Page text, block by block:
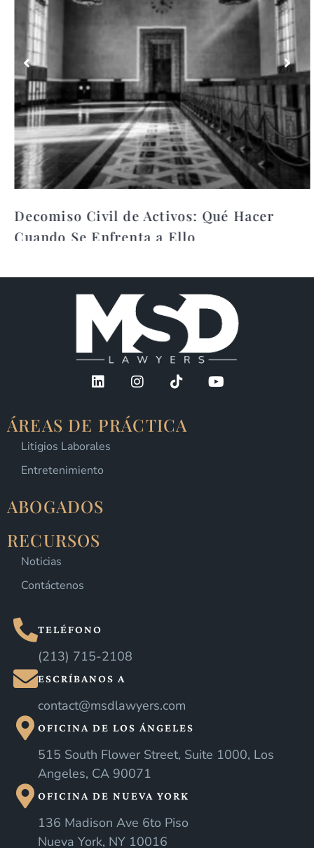
Decomiso Civil de Activos: Qué Hacer
Cuando Se Enfrenta a Ello
ÁREAS DE PRÁCTICA
Litigios Laborales
RECURSOS
Noticias
TELÉFONO
(213) 715-2108
ESCRÍBANOS A
contact@msdlawyers.com
OFICINA DE LOS ÁNGELES
515 South Flower Street, Suite 1000, Los
Angeles, CA 90071
OFICINA DE NUEVA YORK
136 Madison Ave 6to Piso